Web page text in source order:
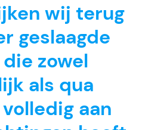
wij terug
geslaagde
zowel
als qua
aan